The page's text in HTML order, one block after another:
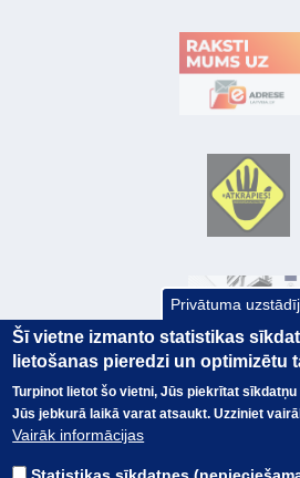
© Valsts kase 2017
Visas tiesības
EK
Privātuma
Šī vietne izmanto statistikas
lietošanas pieredzi un optimizētu
Turpinot lietot šo vietni, Jūs piekrītat
Jūs jebkurā laikā varat atsaukt. Uzziniet
Vairāk informācijas